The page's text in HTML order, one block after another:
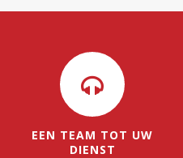
EEN TEAM TOT UW
DIENST